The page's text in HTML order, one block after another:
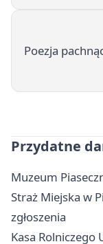
Poezja
Przydatne
Muzeum
Straż Miejska w
zgłoszenia
Kasa Rolniczego